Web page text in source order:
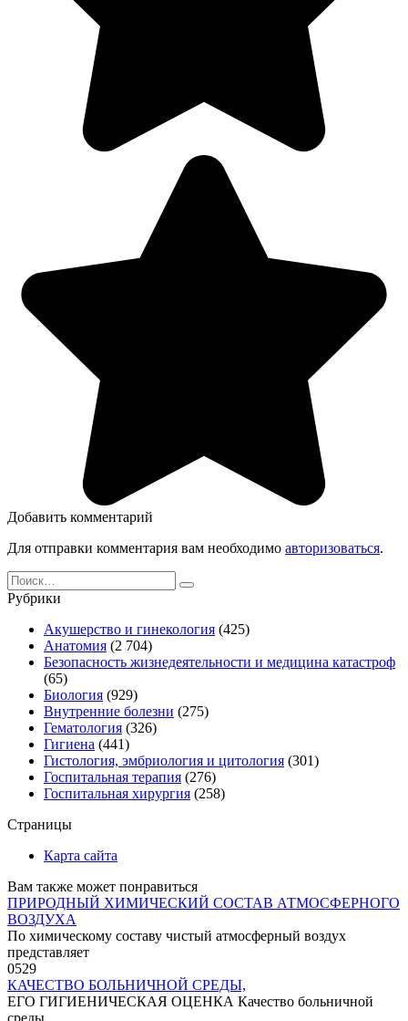
Добавить комментарий
Для отправки комментария вам необходимо авторизоваться.
Search
for:
Рубрики
Акушерство и гинекология (425)
Анатомия (2 704)
Безопасность жизнедеятельности и медицина катастроф
(65)
Биология (929)
Внутренние болезни (275)
Гематология (326)
Гигиена (441)
Гистология, эмбриология и цитология (301)
Госпитальная терапия (276)
Госпитальная хирургия (258)
Страницы
Карта сайта
Вам также может понравиться
ПРИРОДНЫЙ ХИМИЧЕСКИЙ СОСТАВ АТМОСФЕРНОГО
ВОЗДУХА
По химическому составу чистый атмосферный воздух
представляет
0529
КАЧЕСТВО БОЛЬНИЧНОЙ СРЕДЫ,
ЕГО ГИГИЕНИЧЕСКАЯ ОЦЕНКА Качество больничной
среды